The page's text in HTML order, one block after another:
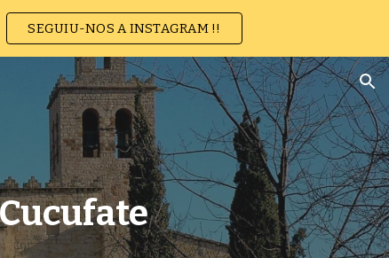
SEGUIU-NOS A INSTAGRAM !!
Cucufate